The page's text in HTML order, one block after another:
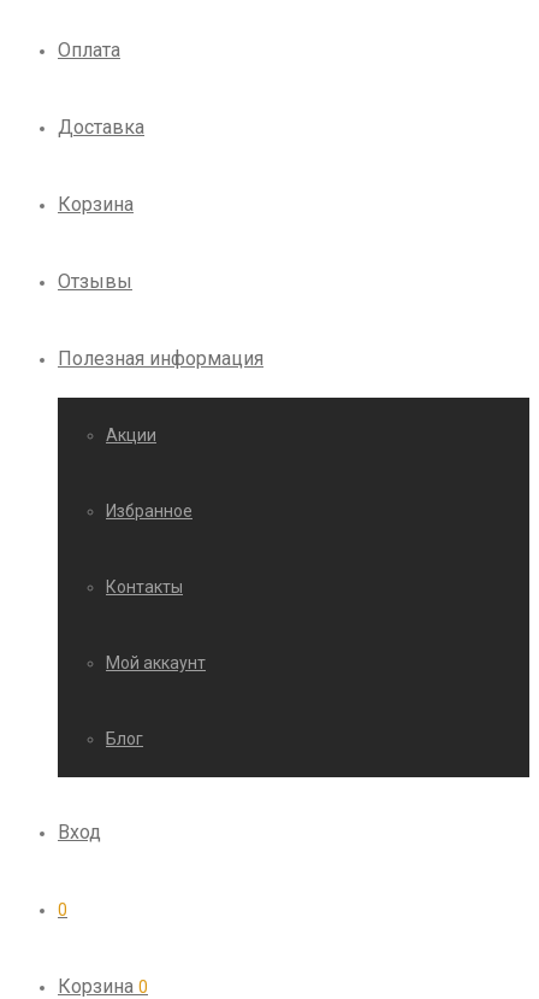
Оплата
Доставка
Корзина
Отзывы
Полезная информация
Акции
Избранное
Контакты
Мой аккаунт
Блог
Вход
0
Корзина 0